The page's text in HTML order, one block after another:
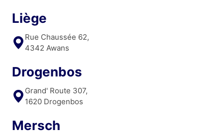
Liège
Rue Chaussée 62,
4342 Awans
Drogenbos
Grand' Route 307,
1620 Drogenbos
Mersch